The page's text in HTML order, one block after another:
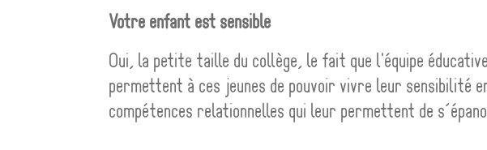
Votre enfant est sensible
Oui, la petite taille du collège, le fait que l'équipe
permettent à ces jeunes de pouvoir vivre leur sensibilité
compétences relationnelles qui leur permettent de